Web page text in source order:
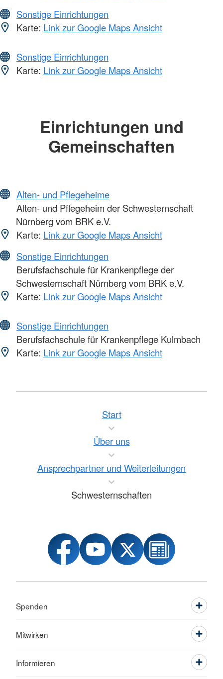
Sonstige Einrichtungen
Karte: Link zur Google Maps Ansicht
Sonstige Einrichtungen
Karte: Link zur Google Maps Ansicht
Einrichtungen und
Gemeinschaften
Alten- und Pflegeheime
Alten- und Pflegeheim der Schwesternschaft
Nürnberg vom BRK e.V.
Karte: Link zur Google Maps Ansicht
Sonstige Einrichtungen
Berufsfachschule für Krankenpflege der
Schwesternschaft Nürnberg vom BRK e.V.
Karte: Link zur Google Maps Ansicht
Sonstige Einrichtungen
Berufsfachschule für Krankenpflege Kulmbach
Karte: Link zur Google Maps Ansicht
Start
Über uns
Ansprechpartner und Weiterleitungen
Schwesternschaften
Spenden
Mitwirken
Informieren